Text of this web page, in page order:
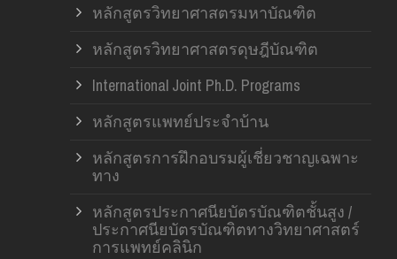
หลักสูตรวิทยาศาสตรมหาบัณฑิต
หลักสูตรวิทยาศาสตรดุษฎีบัณฑิต
International Joint Ph.D. Programs
หลักสูตรแพทย์ประจำบ้าน
หลักสูตรการฝึกอบรมผู้เชี่ยวชาญเฉพาะ
ทาง
หลักสูตรประกาศนียบัตรบัณฑิตชั้นสูง /
ประกาศนียบัตรบัณฑิตทางวิทยาศาสตร์
การแพทย์คลินิก